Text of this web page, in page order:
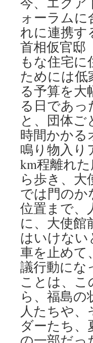
ォーラムに
れに連携す
首相仮官邸
もな住宅
ためには低
る予算を大
る日であ
と、団体
時間かかる
鳴り物入り
km程離れ
ら歩き、大
では門のか
位置まで、
に、大使館
はいけない
車を止めて
議行動に
ことは、こ
ら、福島の
人たちや
ダーたち